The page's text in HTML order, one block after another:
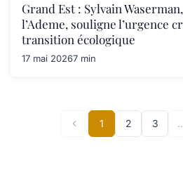
Grand Est : Sylvain
l’Ademe, souligne l’urgence
transition écologique
17 mai 20267 min
1 2 3